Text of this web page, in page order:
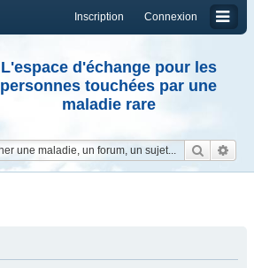
Connexion
Inscription
L'espace d'échange pour les
personnes touchées par une
maladie rare